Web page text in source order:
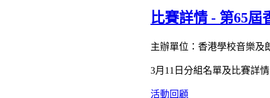
比賽詳情 - 第65屆
主辦單位：香港學校音樂及
3月11日分組名單及比賽詳情
活動回顧